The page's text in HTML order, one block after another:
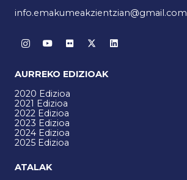
info.emakumeakzientzian@gmail.com
AURREKO EDIZIOAK
2020 Edizioa
2021 Edizioa
2022 Edizioa
2023 Edizioa
2024 Edizioa
2025 Edizioa
ATALAK